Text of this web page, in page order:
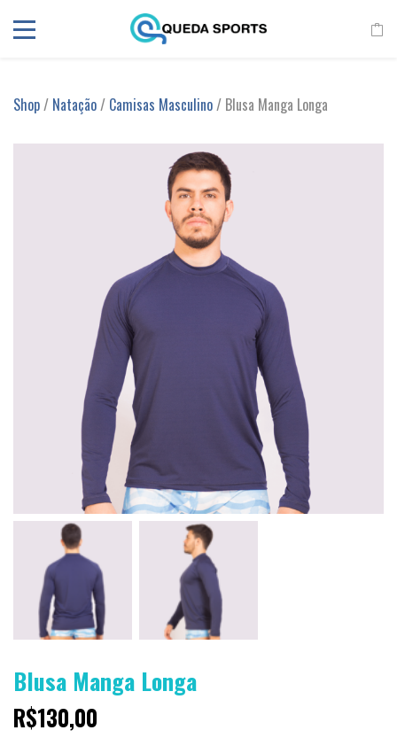
Shop/ Natação/ Camisas Masculino/ Blusa Manga Longa
Blusa Manga Longa
R$130,00